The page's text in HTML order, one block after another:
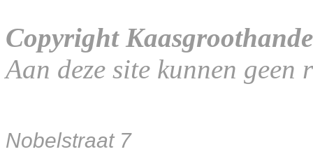
Copyright
Aan deze site kunnen
Nobelstraat 7